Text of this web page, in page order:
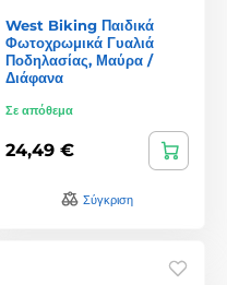
West Biking Παιδικά
Φωτοχρωμικά Γυαλιά
Ποδηλασίας, Μαύρα /
Διάφανα
Σε απόθεμα
24,49 €
Σύγκριση